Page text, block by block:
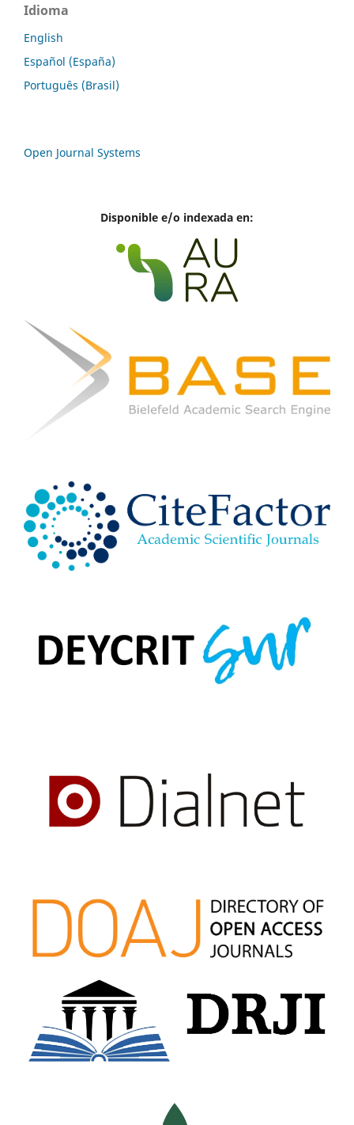
Idioma
English
Español (España)
Português (Brasil)
Open Journal Systems
Disponible e/o indexada en: